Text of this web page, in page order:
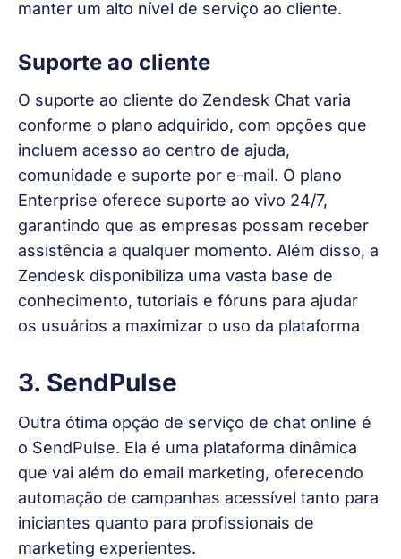
manter um alto nível de serviço ao cliente.
Suporte ao cliente
O suporte ao cliente do Zendesk Chat varia
conforme o plano adquirido, com opções que
incluem acesso ao centro de ajuda,
comunidade e suporte por e-mail. O plano
Enterprise oferece suporte ao vivo 24/7,
garantindo que as empresas possam receber
assistência a qualquer momento. Além disso, a
Zendesk disponibiliza uma vasta base de
conhecimento, tutoriais e fóruns para ajudar
os usuários a maximizar o uso da plataforma
3. SendPulse
Outra ótima opção de serviço de chat online é
o SendPulse. Ela é uma plataforma dinâmica
que vai além do email marketing, oferecendo
automação de campanhas acessível tanto para
iniciantes quanto para profissionais de
marketing experientes.